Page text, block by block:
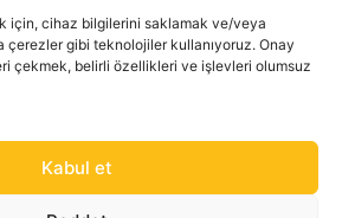
için, cihaz bilgilerini saklamak ve/veya
çerezler gibi teknolojiler kullanıyoruz. Onay
çekmek, belirli özellikleri ve işlevleri olumsuz
Kabul et
Facebook
Instagram
Linkedin
X YouTube